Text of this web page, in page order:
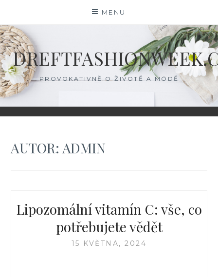
content
MENU
PROVOKATIVNĚ O ŽIVOTĚ A MÓDĚ
AUTOR: ADMIN
Lipozomální vitamín C: vše, co
potřebujete vědět
15 KVĚTNA, 2024